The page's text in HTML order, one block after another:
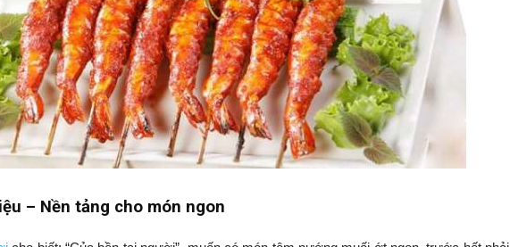
– Nền tảng cho món ngon